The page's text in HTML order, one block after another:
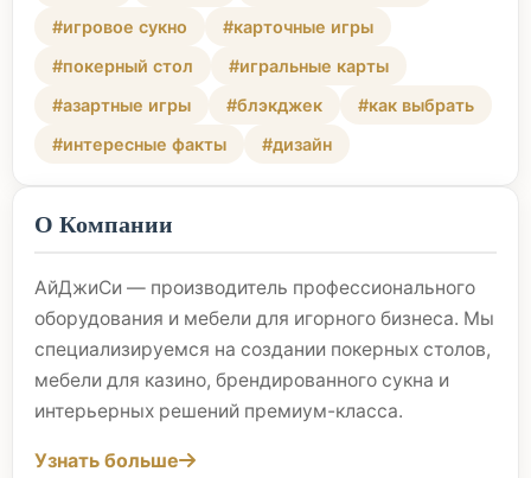
#игровое сукно
#карточные игры
#покерный стол
#игральные карты
#азартные игры
#блэкджек
#как выбрать
#интересные факты
#дизайн
О Компании
АйДжиСи — производитель профессионального
оборудования и мебели для игорного бизнеса. Мы
специализируемся на создании покерных столов,
мебели для казино, брендированного сукна и
интерьерных решений премиум-класса.
Узнать больше